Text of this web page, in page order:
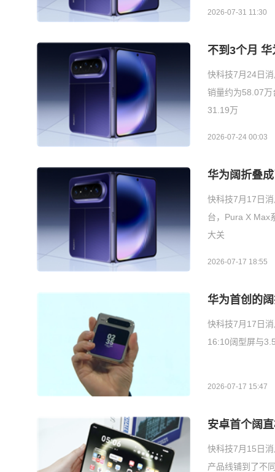
2026-07-31 11:30
不到3个月
快科技7月24日
销量约为58.07
31.19万
2026-07-24 00:03
华为阔折叠
快科技7月17日
台，Pura X Max
大关
2026-07-17 18:55
华为首创的
快科技7月17日
16:10阔型屏与
2026-07-17 15:47
安卓首个阔
快科技7月15日
产品线铺到了不